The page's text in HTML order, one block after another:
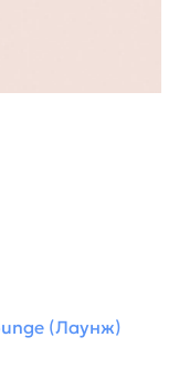
(Лаунж)